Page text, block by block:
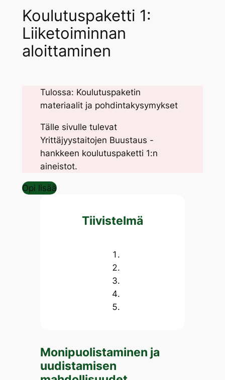
Koulutuspaketti 1:
Liiketoiminnan
aloittaminen
Tulossa: Koulutuspaketin
materiaalit ja pohdintakysymykset
Tälle sivulle tulevat
Yrittäjyystaitojen Buustaus -
hankkeen koulutuspaketti 1:n
aineistot.
Opi lisää
Tiivistelmä
Monipuolistaminen ja
uudistamisen